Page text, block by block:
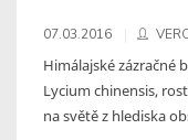
07.03.2016
Himálajské zázračné
Lycium chinensis,
na světě z hlediska